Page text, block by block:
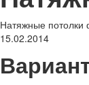
Натяжные потолки
15.02.2014